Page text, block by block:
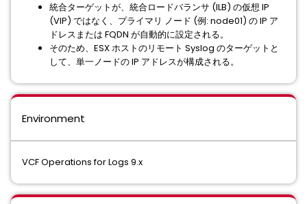
統合ターゲットが、統合ロードバランサ (ILB) の仮想 IP
(VIP) ではなく、プライマリ ノード (例: node01) の IP ア
ドレスまたは FQDN が自動的に設定される。
そのため、ESX ホストのリモート Syslog のターゲットと
して、単一ノードの IP アドレスが構成される。
Environment
VCF Operations for Logs 9.x